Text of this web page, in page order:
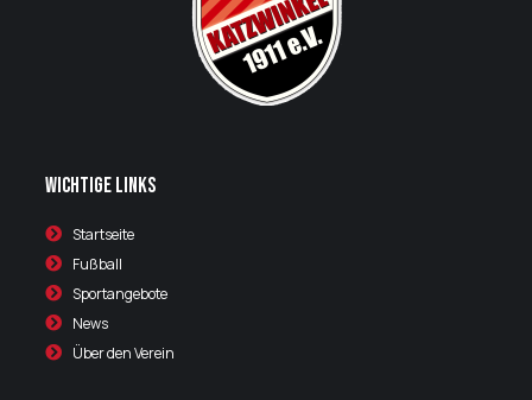
Wichtige Links
Startseite
Fußball
Sportangebote
News
Über den Verein